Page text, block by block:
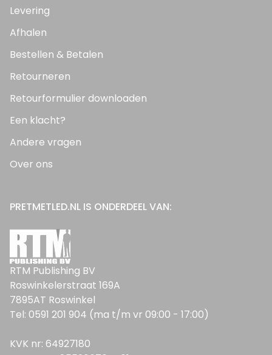
Levering
Afhalen
Bestellen & Betalen
Retourneren
Retourformulier downloaden
Een klacht?
Andere vragen
Over ons
PRETMETLED.NL IS ONDERDEEL VAN:
RTM Publishing BV
Roswinkelerstraat 169A
7895AT Roswinkel
Tel: 0591 201 904 (ma t/m vr 09:00 - 17:00)
KVK nr: 64927180